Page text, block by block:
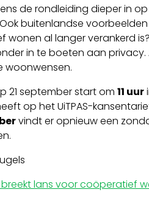
de rondleiding dieper in
buitenlandse
al langer verankerd
in te boeten aan
woonwensen.
21 september start om 11 uur
op het UiTPAS-
vindt er opnieuw een
lans voor coöperatief